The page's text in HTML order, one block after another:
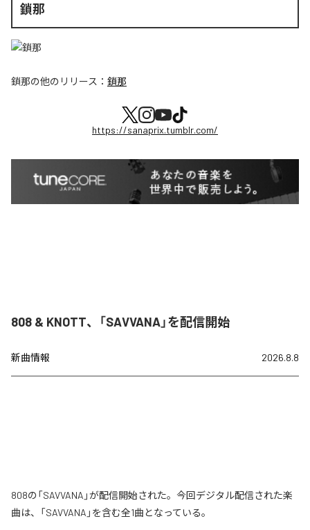
鎖那
鎖那の他のリリース： 鎖那
https://sanaprix.tumblr.com/
808 & KNOTT、「SAVVANA」を配信開始
新曲情報 2026.8.8
808の「SAVVANA」が配信開始された。今回デジタル配信された楽
曲は、「SAVVANA」を含む全1曲となっている。